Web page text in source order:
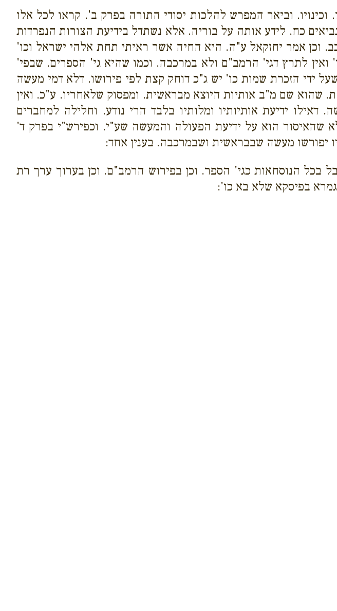
וביאר המפרש להלכות יסודי התורה בפרק ב'. קראו לכל אלו
כח. לידע אותה על בוריה. אלא נשתדל בידיעת הצורות הנפרדות
וכן אמר יחזקאל ע"ה. היא החיה אשר ראיתי תחת אלהי ישראל וכו'
לתרץ דגי' הרמב"ם ולא במרכבה. וכמו שהיא גי' הספרים. שבפי'
ידי הזכרת שמות כו' יש ג"כ דוחק קצת לפי פירושו. דלא דמי מעשה
שם מ"ב אותיות היוצא מבראשית. ומפסוק שלאחריו. ע"כ. ואין
ידיעת אותיותיו ומלותיו בלבד הרי נודע. וחלילה למחברים
שהאיסור הוא על ידיעת הפעולה והמעשה שע"י. וכפירש"י בפרק ד'
יפורשו מעשה שבבראשית ושבמרכבה. בענין אחד:
הנוסחאות כגי' הספר. וכן בפירוש הרמב"ם. וכן בערוך ערך רת
בפיסקא שלא בא כו':